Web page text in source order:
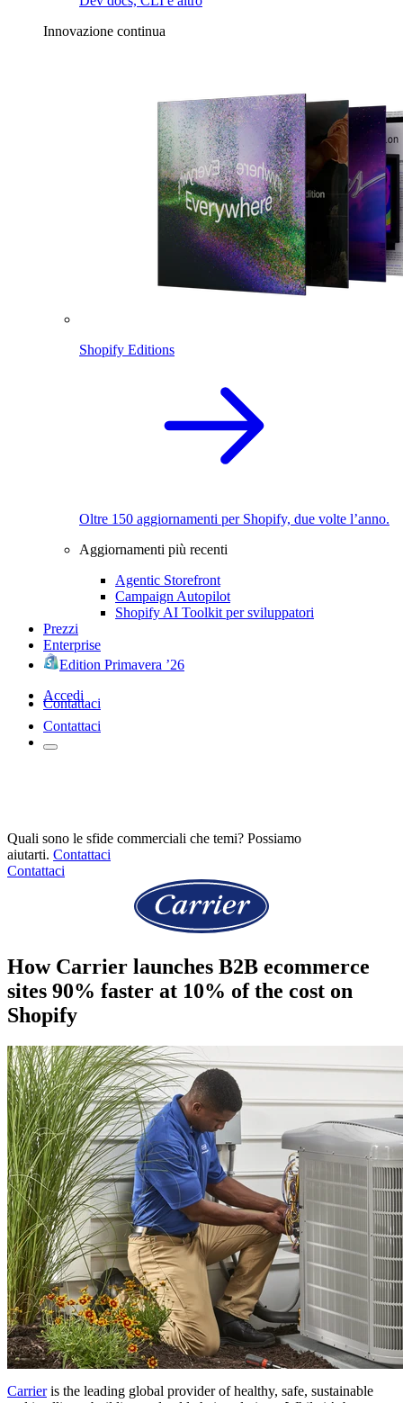
Innovazione continua
Shopify Editions
Oltre 150 aggiornamenti per Shopify, due volte l’anno.
Aggiornamenti più recenti
Agentic Storefront
Campaign Autopilot
Shopify AI Toolkit per sviluppatori
Prezzi
Enterprise
Edition Primavera ’26
Accedi
Contattaci
Contattaci
Quali sono le sfide commerciali che temi? Possiamo
aiutarti. Contattaci
Contattaci
How Carrier launches B2B ecommerce
sites 90% faster at 10% of the cost on
Shopify
Carrieris the leading global provider of healthy, safe, sustainable